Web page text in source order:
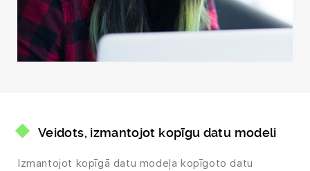
Veidots, izmantojot kopīgu datu modeli
Izmantojot kopīgā datu modeļa kopīgoto datu